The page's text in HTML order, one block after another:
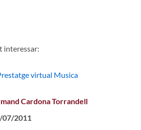
interessar:
virtual Musica
Cardona Torrandell
07/2011